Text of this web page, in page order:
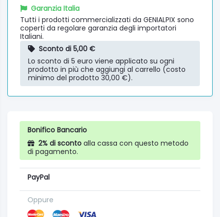
Garanzia Italia
Tutti i prodotti commercializzati da GENIALPIX sono
coperti da regolare garanzia degli importatori
Italiani.
Sconto di 5,00 €
Lo sconto di 5 euro viene applicato su ogni
prodotto in più che aggiungi al carrello (costo
minimo del prodotto 30,00 €).
Bonifico Bancario
2% di sconto alla cassa con questo metodo
di pagamento.
PayPal
Oppure